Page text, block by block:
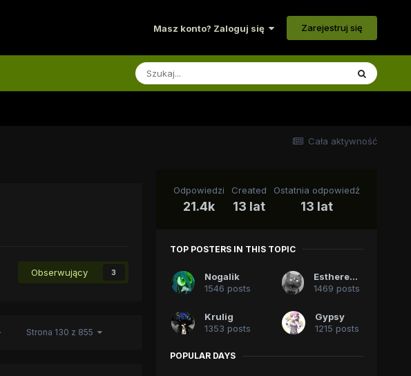
Masz konto? Zaloguj się Zarejestruj się
Cała aktywność
Obserwujący 3
Strona 130 z 855
Odpowiedzi
21.4k
Created
13 lat
Ostatnia odpowiedź
13 lat
TOP POSTERS IN THIS TOPIC
Nogalik
1546 posts
Estherenn.
1469 posts
Krulig
1353 posts
Gypsy
1215 posts
POPULAR DAYS